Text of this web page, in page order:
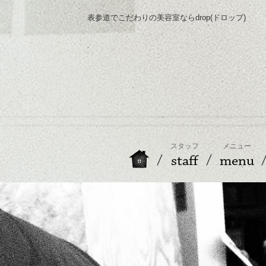
表参道でこだわりの美容室ならdrop(ドロップ)
スタッフ
staff
メニュー
menu